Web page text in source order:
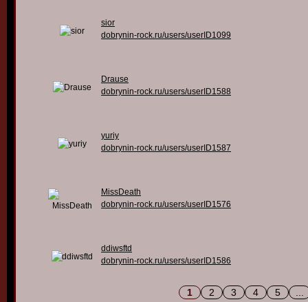
sior
dobrynin-rock.ru/users/userID1099
Drause
dobrynin-rock.ru/users/userID1588
yuriy
dobrynin-rock.ru/users/userID1587
MissDeath
dobrynin-rock.ru/users/userID1576
ddiwsftd
dobrynin-rock.ru/users/userID1586
1 2 3 4 5